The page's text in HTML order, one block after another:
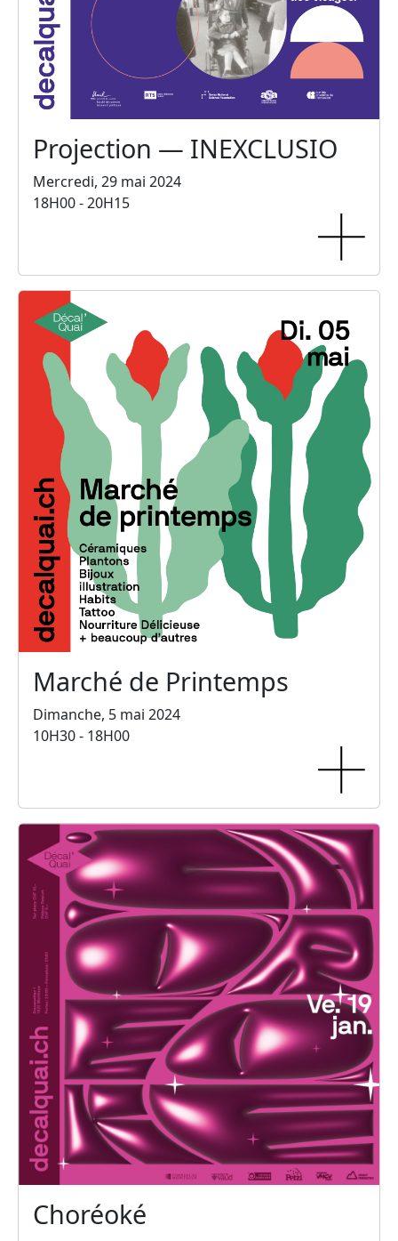
Projection — INEXCLUSIO
Mercredi, 29 mai 2024
18H00 - 20H15
Marché de Printemps
Dimanche, 5 mai 2024
10H30 - 18H00
Choréoké